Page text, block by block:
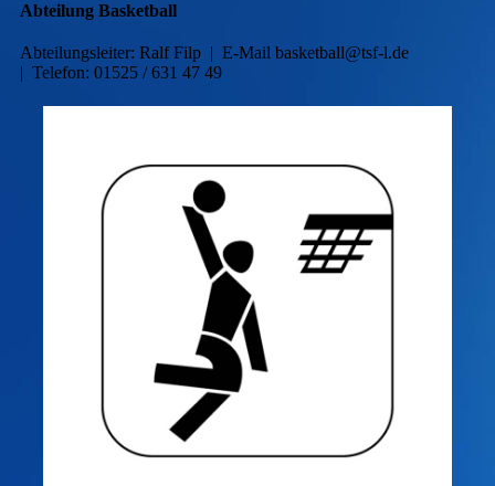
Abteilung Basketball
Abteilungsleiter: Ralf Filp | E-Mail basketball@tsf-l.de
| Telefon: 01525 / 631 47 49